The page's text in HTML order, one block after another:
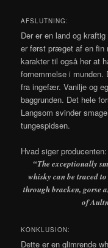
AFSLUTNING:
Der er en land og
er først præget af en fin
karakter til også her at
fornemmelse i
fra ingefær. Vanilje og
baggrunden. Det hele
Langsom svinder
tungespidsen.
Hvad siger producenten:
“The exceptionally
whisky can be traced
through bracken, gorse
of
KONKLUSION:
Dette er en glimrende